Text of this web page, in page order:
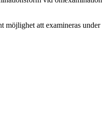
möjlighet att examineras under